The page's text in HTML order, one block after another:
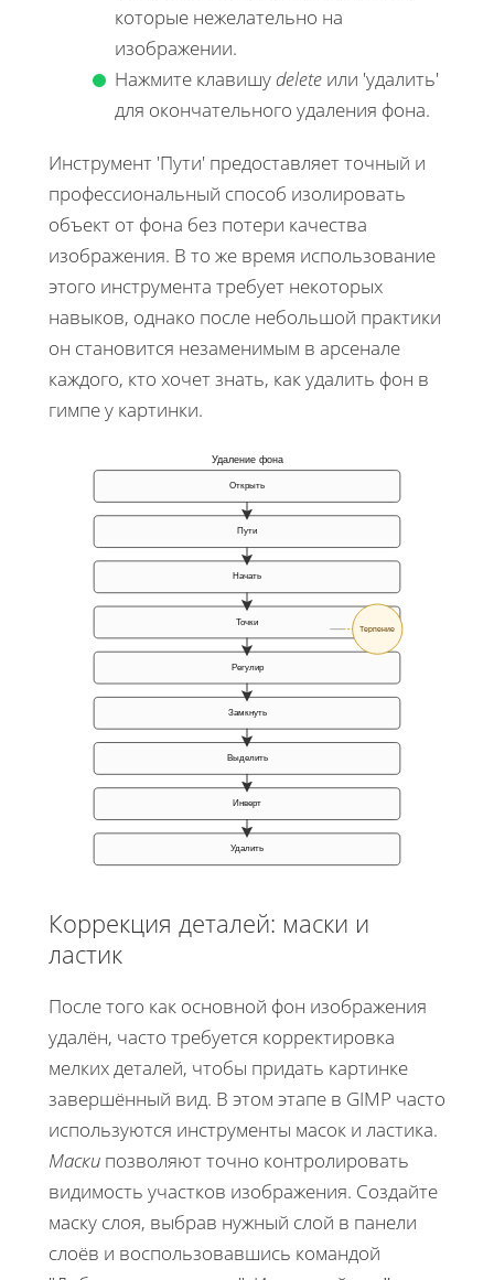
которые нежелательно на
изображении.
Нажмите клавишу delete или 'удалить'
для окончательного удаления фона.
Инструмент 'Пути' предоставляет точный и
профессиональный способ изолировать
объект от фона без потери качества
изображения. В то же время использование
этого инструмента требует некоторых
навыков, однако после небольшой практики
он становится незаменимым в арсенале
каждого, кто хочет знать, как удалить фон в
гимпе у картинки.
Удаление фона
Открыть
Пути
Начать
Точки
Регулир
Замкнуть
Выделить
Инверт
Удалить
Терпение
Коррекция деталей: маски и
ластик
После того как основной фон изображения
удалён, часто требуется корректировка
мелких деталей, чтобы придать картинке
завершённый вид. В этом этапе в GIMP часто
используются инструменты масок и ластика.
Маски позволяют точно контролировать
видимость участков изображения. Создайте
маску слоя, выбрав нужный слой в панели
слоёв и воспользовавшись командой